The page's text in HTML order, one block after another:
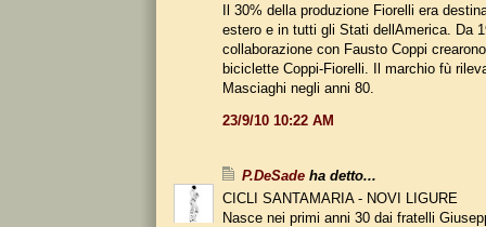
Il 30% della produzione Fiorelli era
estero e in tutti gli Stati dellAmerica. Da
collaborazione con Fausto Coppi
biciclette Coppi-Fiorelli. Il marchio fù
Masciaghi negli anni 80.
23/9/10 10:22 AM
P.DeSade ha detto...
CICLI SANTAMARIA - NOVI LIGURE
Nasce nei primi anni 30 dai fratelli